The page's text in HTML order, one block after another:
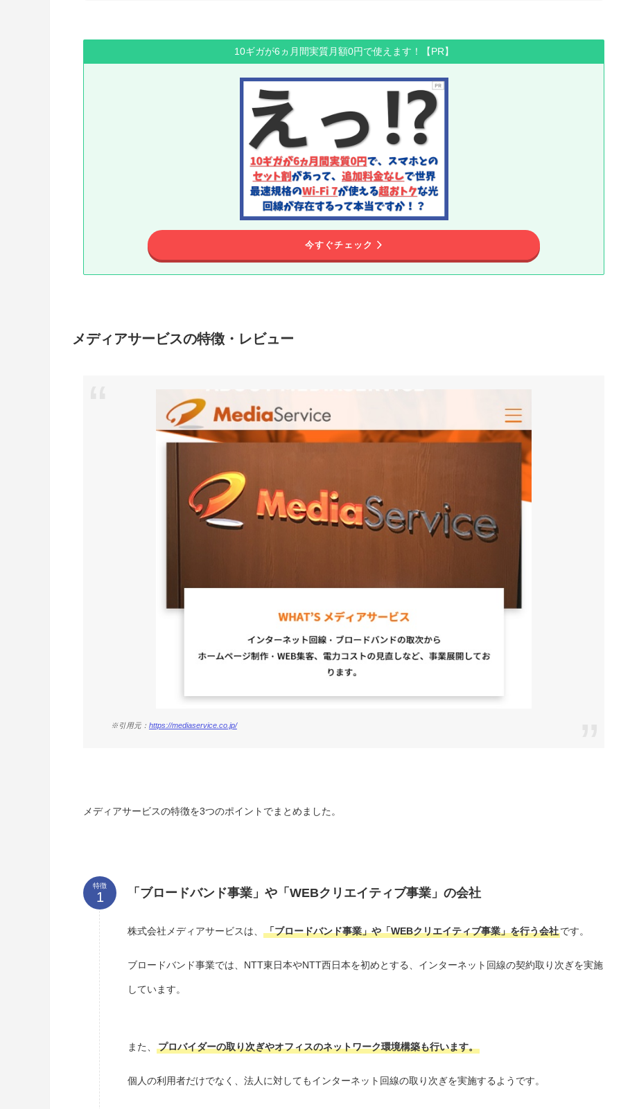
10ギガが6ヵ月間実質月額0円で使えます！【PR】
今すぐチェック
メディアサービスの特徴・レビュー
※引用元： https://mediaservice.co.jp/
メディアサービスの特徴を3つのポイントでまとめました。
特徴
「ブロードバンド事業」や「WEBクリエイティブ事業」の会社
株式会社メディアサービスは、 「ブロードバンド事業」や「WEBクリエイティブ事業」を行う会社です。
ブロードバンド事業では、NTT東日本やNTT西日本を初めとする、インターネット回線の契約取り次ぎを実施
しています。
また、 プロバイダーの取り次ぎやオフィスのネットワーク環境構築も行います。
個人の利用者だけでなく、法人に対してもインターネット回線の取り次ぎを実施するようです。